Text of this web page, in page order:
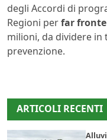
degli Accordi di
Regioni perfar
milioni, da dividere in
prevenzione.
ARTICOLI RECENTI